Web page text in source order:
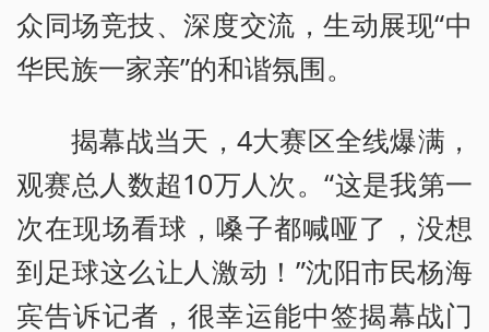
众同场竞技、深度交流，生动展现“中
华民族一家亲”的和谐氛围。
揭幕战当天，4大赛区全线爆满，
观赛总人数超10万人次。“这是我第一
次在现场看球，嗓子都喊哑了，没想
到足球这么让人激动！”沈阳市民杨海
宾告诉记者，很幸运能中签揭幕战门